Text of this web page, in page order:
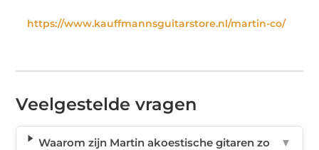
https://www.kauffmannsguitarstore.nl/martin-co/
Veelgestelde vragen
Waarom zijn Martin akoestische gitaren zo
▼